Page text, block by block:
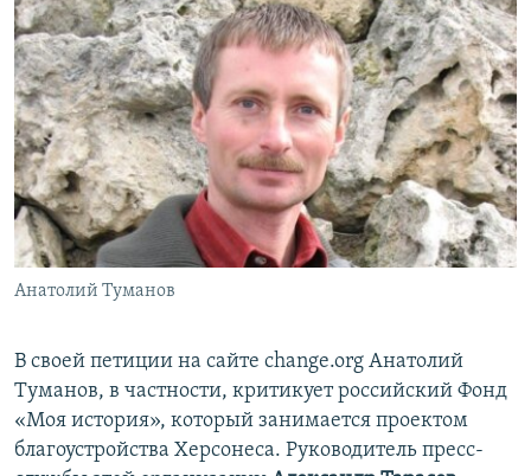
Анатолий Туманов
В своей петиции на сайте change.org Анатолий
Туманов, в частности, критикует российский Фонд
«Моя история», который занимается проектом
благоустройства Херсонеса. Руководитель пресс-